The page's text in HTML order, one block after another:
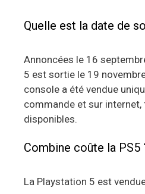
Quelle est la date de
Annoncées le 16
5 est sortie le 19
console a été vendue
commande et sur
disponibles.
Combine coûte la PS5
La Playstation 5 est